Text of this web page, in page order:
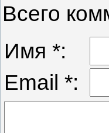
Всего
Имя *:
Email *: